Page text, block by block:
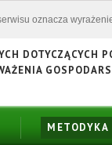
DOTYCZĄCYCH
METODYKA
oznacza